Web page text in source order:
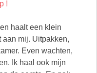
haalt een klein
aan mij. Uitpakken,
Even wachten,
Ik haal ook mijn